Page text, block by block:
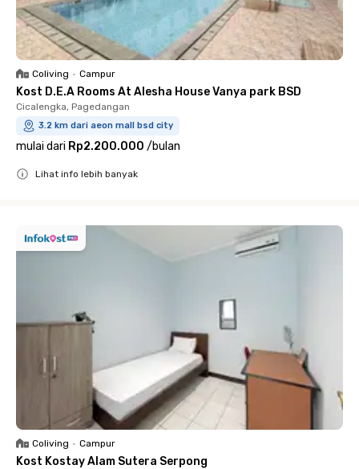
Coliving • Campur
Kost D.E.A Rooms At Alesha House Vanya park BSD
Cicalengka, Pagedangan
3.2 km dari aeon mall bsd city
mulai dari Rp2.200.000 /bulan
Lihat info lebih banyak
Coliving • Campur
Kost Kostay Alam Sutera Serpong